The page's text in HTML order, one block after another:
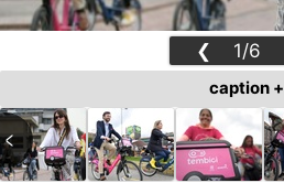
❮ 1/6
caption +